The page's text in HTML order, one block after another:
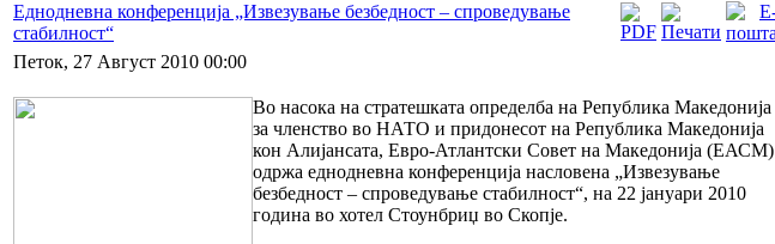
Еднодневна конференција „Извезување безбедност – спроведување
стабилност“
Петок, 27 Август 2010 00:00
Во насока на стратешката определба на Република Македонија
за членство во НАТО и придонесот на Република Македонија
кон Алијансата, Евро-Атлантски Совет на Македонија (ЕАСМ)
одржа еднодневна конференција насловена „Извезување
безбедност – спроведување стабилност“, на 22 јануари 2010
година во хотел Стоунбриџ во Скопје.